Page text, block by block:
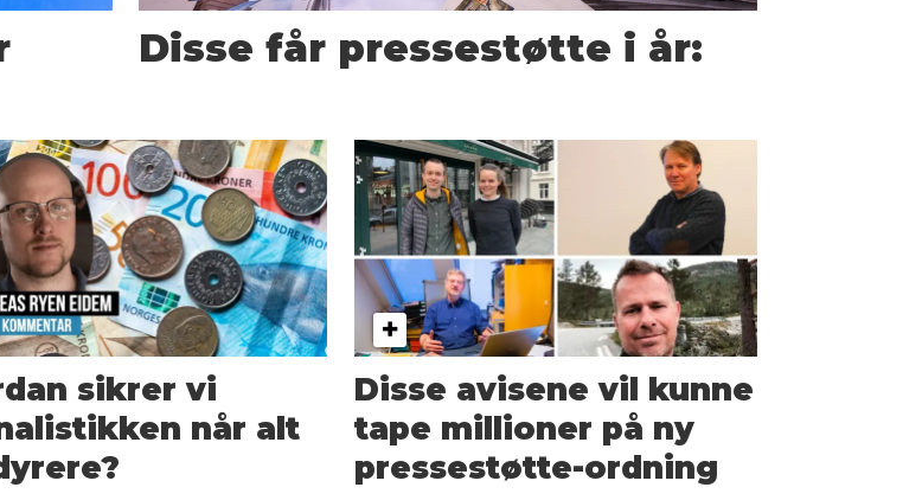
Disse får pressestøtte i år:
sikrer vi
når alt
Disse avisene vil kunne
tape millioner på ny
pressestøtte-ordning